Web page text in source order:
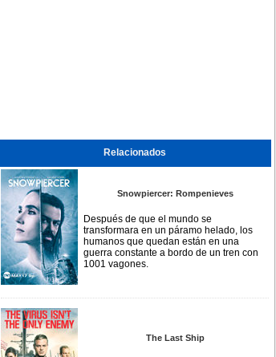
Relacionados
Snowpiercer: Rompenieves
Después de que el mundo se
transformara en un páramo helado, los
humanos que quedan están en una
guerra constante a bordo de un tren con
1001 vagones.
The Last Ship